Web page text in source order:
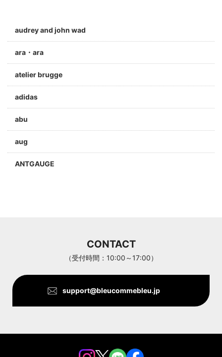
audrey and john wad
ara・ara
atelier brugge
adidas
abu
aug
ANTGAUGE
CONTACT
（受付時間：10:00～17:00）
support@bleucommebleu.jp